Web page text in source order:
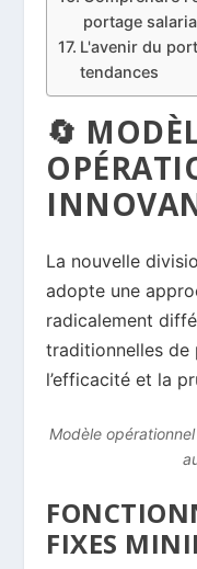
portage
L'avenir du
tendances
🔄
La nouvelle
adopte une
radicalement
traditionnelles de
l’efficacité et la
Modèle
FIXES